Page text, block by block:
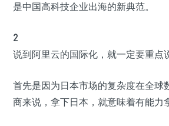
是中国高科技企业出海的新典范。
2
说到阿里云的国际化，就一定要重点
首先是因为日本市场的复杂度在全球
商来说，拿下日本，就意味着有能力